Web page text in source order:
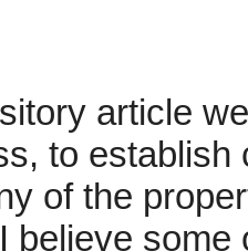
article
to
of the
believe